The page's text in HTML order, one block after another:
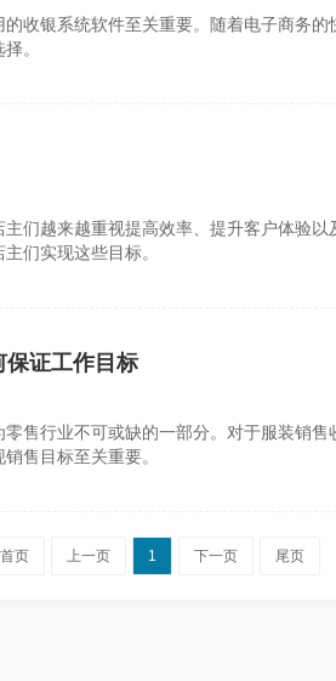
收银系统软件至关重要。随着电子商务的
。
们越来越重视提高效率、提升客户体验以
们实现这些目标。
保证工作目标
售行业不可或缺的一部分。对于服装销售
售目标至关重要。
首页 上一页 1 下一页 尾页